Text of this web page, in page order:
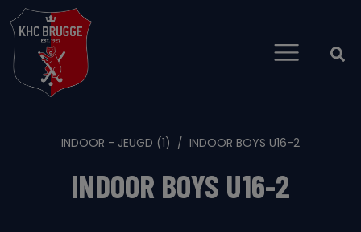
INDOOR - JEUGD (1) INDOOR BOYS U16-2
INDOOR BOYS U16-2